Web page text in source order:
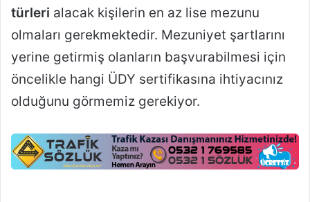
türleri alacak kişilerin en az lise mezunu
olmaları gerekmektedir. Mezuniyet şartlarını
yerine getirmiş olanların başvurabilmesi için
öncelikle hangi ÜDY sertifikasına ihtiyacınız
olduğunu görmemiz gerekiyor.